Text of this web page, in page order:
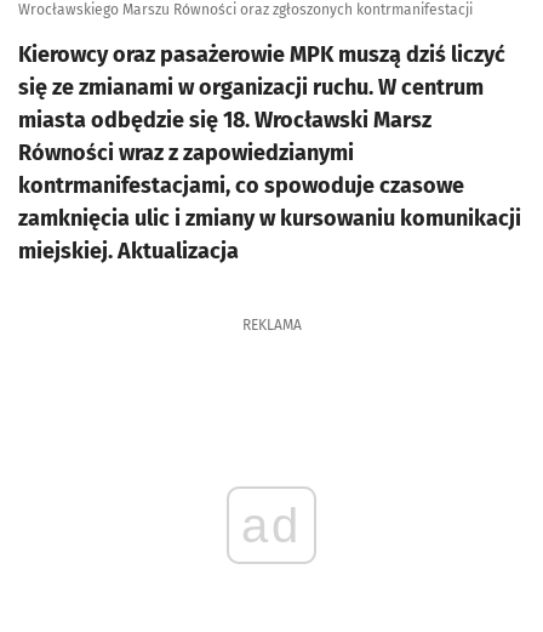
Wrocławskiego Marszu Równości oraz zgłoszonych kontrmanifestacji
Kierowcy oraz pasażerowie MPK muszą dziś liczyć
się ze zmianami w organizacji ruchu. W centrum
miasta odbędzie się 18. Wrocławski Marsz
Równości wraz z zapowiedzianymi
kontrmanifestacjami, co spowoduje czasowe
zamknięcia ulic i zmiany w kursowaniu komunikacji
miejskiej. Aktualizacja
REKLAMA
ad